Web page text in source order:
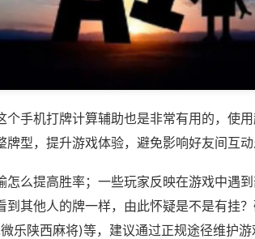
个手机打牌计算辅助也是非常有用的，使
型，提升游戏体验，避免影响好友间互动
怎么提高胜率；一些玩家反映在游戏中遇
到其他人的牌一样，由此怀疑是不是有挂
乐陕西麻将)等，建议通过正规途径维护游